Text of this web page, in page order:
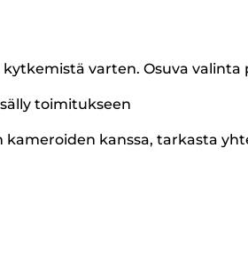
varten. Osuva
toimitukseen
kanssa, tarkasta